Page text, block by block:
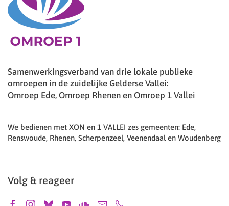
Samenwerkingsverband van drie lokale publieke
omroepen in de zuidelijke Gelderse Vallei:
Omroep Ede, Omroep Rhenen en Omroep 1 Vallei
We bedienen met XON en 1 VALLEI zes gemeenten: Ede,
Renswoude, Rhenen, Scherpenzeel, Veenendaal en Woudenberg
Volg & reageer